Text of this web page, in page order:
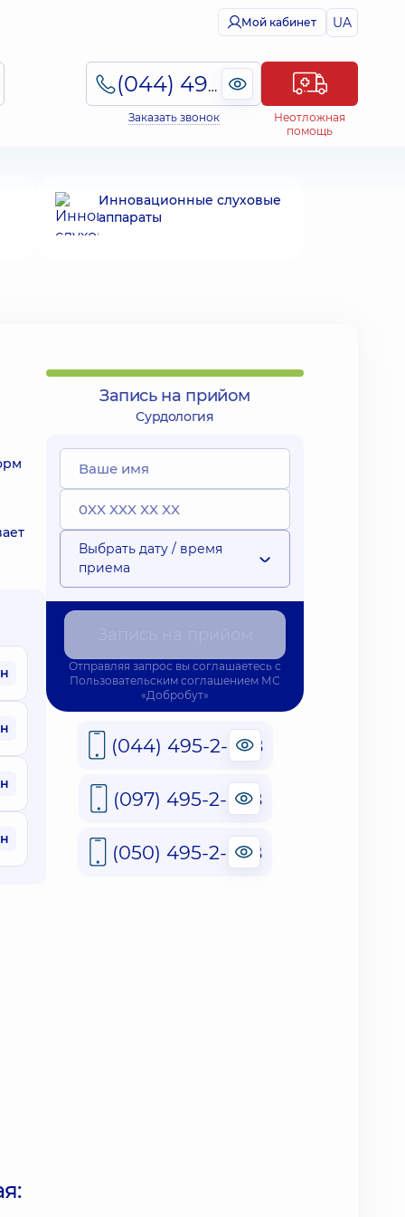
Мой кабинет UA
(044) 495-2-888
Заказать звонок
Неотложная
помощь
Инновационные слуховые
аппараты
Запись на прийом
Сурдология
Выбрать дату / время
приема
Отправляя запрос вы соглашаетесь с
Пользовательским соглашением МС
«Добробут»
(044) 495-2-888
(097) 495-2-888
(050) 495-2-888